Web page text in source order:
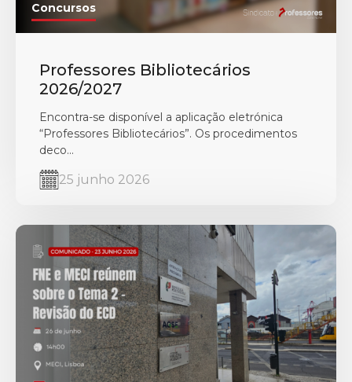
Concursos
Professores Bibliotecários
2026/2027
Encontra-se disponível a aplicação eletrónica
“Professores Bibliotecários”. Os procedimentos
deco...
25 junho 2026